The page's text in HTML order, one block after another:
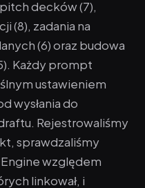
decków (7),
(8), zadania na
(6) oraz budowa
Każdy prompt
ustawieniem
wysłania do
Rejestrowaliśmy
sprawdzaliśmy
względem
linkował, i